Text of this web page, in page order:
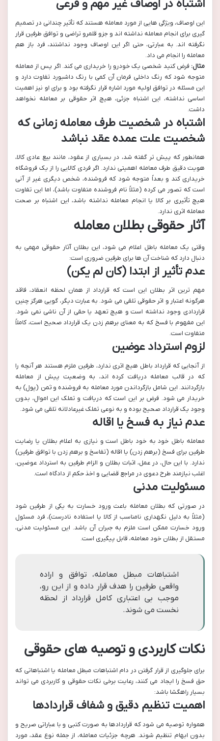
اشتباه در اوصاف غیر مهم و فرعی
این اوصاف، ویژگی هایی از مورد معامله هستند که تأثیر چندانی در تصمیم
گیری برای انجام معامله نداشته اند و جزو قلمرو تراضی و توافق طرفین قرار
نگرفته اند. به عبارتی، حتی اگر این اوصاف وجود نداشتند، فرد باز هم
معامله را انجام می داد.
مثال: فرض کنید شخصی یک خودرو را خریداری می کند. اگر پس از معامله
متوجه شود که رنگ داخلی فرمان آن کمی با رنگ داشبورد تفاوت دارد و
این مسئله در توافق اولیه مورد اشاره قرار نگرفته بود و برای او نیز اهمیت
اساسی نداشته، این اشتباه جزئی، هیچ اثر حقوقی بر معامله نخواهد
داشت.
اشتباه در شخصیت طرف معامله زمانی که
شخصیت علت عمده عقد نباشد
همانطور که پیش تر گفته شد، در بسیاری از عقود، مانند بیع عادی کالا،
هویت دقیق طرف معامله اهمیتی ندارد. اگر فردی کالایی را از یک فروشگاه
خریداری کند و بعداً متوجه شود که فروشنده، شخص دیگری غیر از آنی
است که تصور می کرده (مثلاً نام فروشنده متفاوت باشد)، اما این تفاوت
هیچ تأثیری بر کالا یا انجام معامله نداشته باشد، این اشتباه بر صحت
معامله اثری ندارد.
آثار حقوقی بطلان معامله
وقتی یک معامله باطل اعلام می شود، این بطلان آثار حقوقی مهمی به
دنبال دارد که شناخت آن ها برای طرفین ضروری است:
عدم تأثیر از ابتدا (کان لم یکن)
مهم ترین اثر بطلان این است که قرارداد از همان لحظه انعقاد، فاقد
هرگونه اعتبار و اثر حقوقی تلقی می شود. به عبارت دیگر، گویی هرگز چنین
قراردادی وجود نداشته است و هیچ تعهد یا حقی از آن ناشی نمی شود.
این مفهوم با فسخ که به معنای برهم زدن یک قرارداد صحیح است، کاملاً
متفاوت است.
لزوم استرداد عوضین
از آنجایی که قرارداد باطل هیچ اثری ندارد، طرفین ملزم هستند هر آنچه را
که در قالب معامله دریافت کرده اند، به وضعیت پیش از معامله
بازگردانند. این شامل بازگرداندن مورد معامله به فروشنده و ثمن (پول) به
خریدار می شود. فرض بر این است که دریافت و تملک این اموال، بدون
وجود یک قرارداد صحیح بوده و به نوعی تملک غیرعادلانه تلقی می شود.
عدم نیاز به فسخ یا اقاله
معامله باطل خود به خود باطل است و نیازی به اعلام بطلان یا رضایت
طرفین برای فسخ (برهم زدن) یا اقاله (تفاسخ و برهم زدن با توافق طرفین)
ندارد. با این حال، در عمل، اثبات بطلان و الزام طرفین به استرداد عوضین،
اغلب نیازمند طرح دعوی در مراجع قضایی و اخذ حکم از دادگاه است.
مسئولیت مدنی
در صورتی که بطلان معامله باعث ورود خسارت به یکی از طرفین شود
(مثلاً به دلیل نگهداری نامناسب از کالا یا استفاده نادرست)، فرد مسئول
ورود خسارت ممکن است ملزم به جبران آن باشد. این مسئولیت مدنی،
مستقل از بطلان خود معامله، قابل پیگیری است.
اشتباهات مبطل معامله، توافق و اراده
واقعی طرفین را هدف قرار داده و از این رو،
موجب بی اعتباری کامل قرارداد از لحظه
نخست می شوند.
نکات کاربردی و توصیه های حقوقی
برای جلوگیری از قرار گرفتن در دام اشتباهات مبطل معامله یا اشتباهاتی که
حق فسخ را ایجاد می کنند، رعایت برخی نکات حقوقی و کاربردی می تواند
بسیار راهگشا باشد:
اهمیت تنظیم دقیق و شفاف قراردادها
همواره توصیه می شود که قراردادها به صورت کتبی و با عباراتی صریح و
بدون ابهام تنظیم شوند. هرچه جزئیات معامله، از جمله نوع عقد، مورد